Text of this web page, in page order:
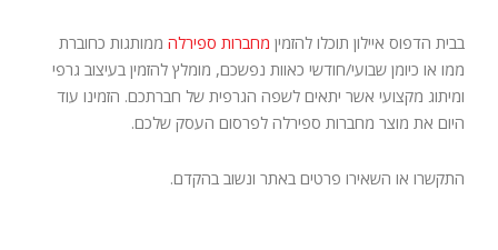
בבית הדפוס איילון תוכלו להזמין מחברות ספירלה ממותגות כחוברת
ממו או כיומן שבועי/חודשי כאוות נפשכם, מומלץ להזמין בעיצוב גרפי
ומיתוג מקצועי אשר יתאים לשפה הגרפית של חברתכם. הזמינו עוד
היום את מוצר מחברות ספירלה לפרסום העסק שלכם.
התקשרו או השאירו פרטים באתר ונשוב בהקדם.